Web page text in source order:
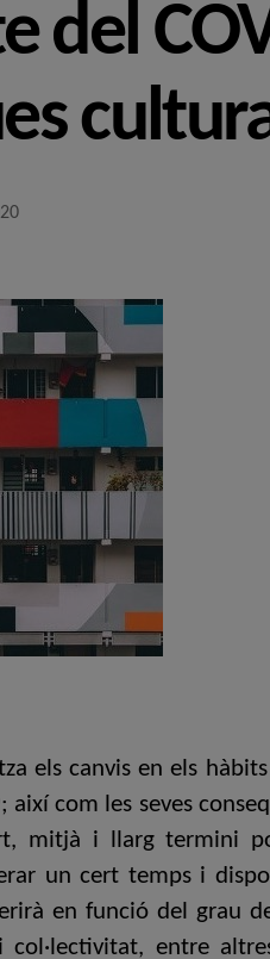
del
els canvis en els
com les seves
mitjà i llarg termini
un cert temps i
en funció del grau
entre